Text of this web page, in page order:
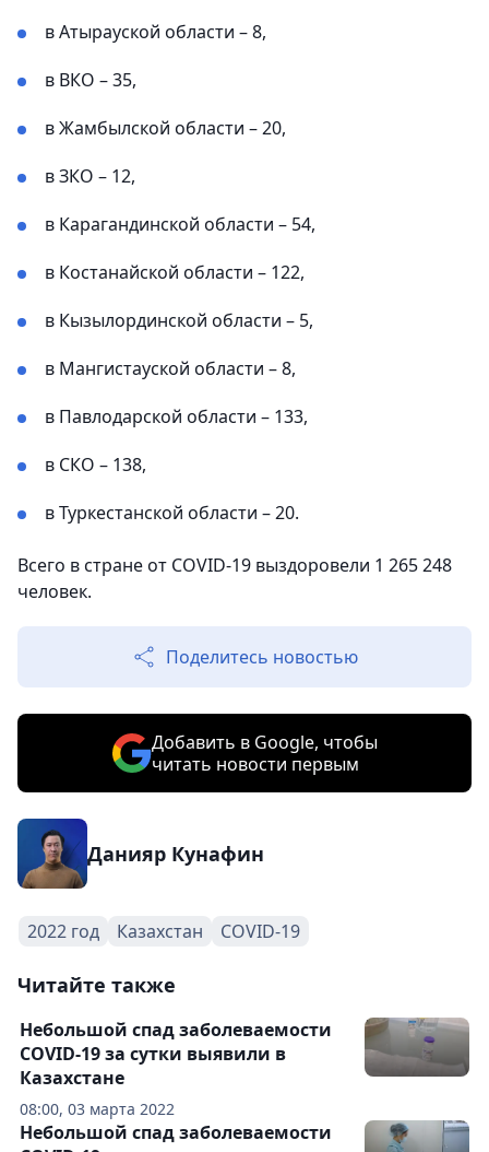
в Атырауской области – 8,
в ВКО – 35,
в Жамбылской области – 20,
в ЗКО – 12,
в Карагандинской области – 54,
в Костанайской области – 122,
в Кызылординской области – 5,
в Мангистауской области – 8,
в Павлодарской области – 133,
в СКО – 138,
в Туркестанской области – 20.
Всего в стране от COVID-19 выздоровели 1 265 248
человек.
Поделитесь новостью
Добавить в Google, чтобы
читать новости первым
Данияр Кунафин
2022 год Казахстан COVID-19
Читайте также
08:00, 03 марта 2022
Небольшой спад заболеваемости
COVID-19 за сутки выявили в
Казахстане
Небольшой спад заболеваемости